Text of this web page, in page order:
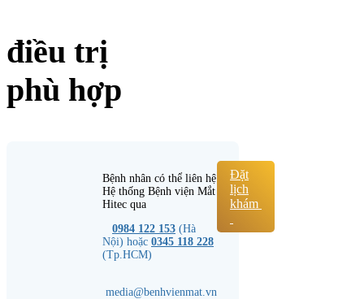
điều trị
phù hợp
Bệnh nhân có thể liên hệ
Hệ thống Bệnh viện Mắt
Hitec qua
0984 122 153 (Hà
Nội) hoặc 0345 118 228
(Tp.HCM)
media@benhvienmat.vn
Đặt
lịch
khám